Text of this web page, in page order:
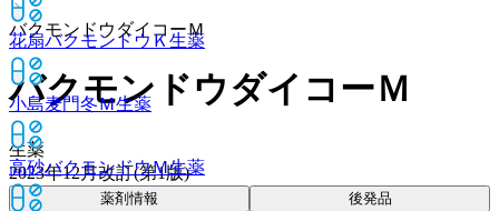
花扇バクモンドウＫ生薬
小島麦門冬Ｍ生薬
高砂バクモンドウＭ生薬
バクモンドウダイコーＭ
バクモンドウダイコーＭ
生薬
2023年12月改訂(第1版)
薬剤情報 後発品